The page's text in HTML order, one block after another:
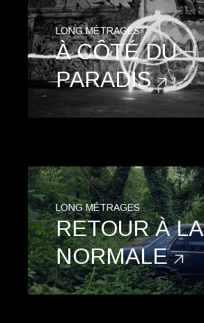
LONG MÉTRAGES
À CÔTÉ DU
PARADIS
LONG MÉTRAGES
RETOUR À LA
NORMALE